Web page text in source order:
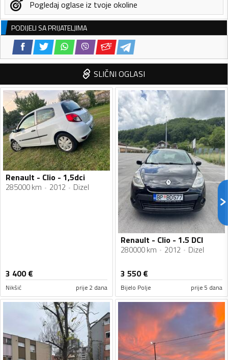
Pogledaj oglase iz tvoje okoline
PODIJELI SA PRIJATELJIMA
SLIČNI OGLASI
Renault - Clio - 1,5dci
285000 km 2012 Dizel
3 400€
Nikšić prije 2 dana
Renault - Clio - 1.5 DCI
280000 km 2012 Dizel
3 550€
Bijelo Polje prije 5 dana